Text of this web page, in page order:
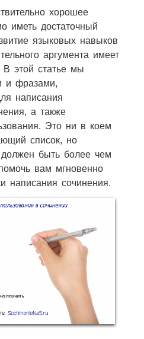
хорошее
иметь достаточный
языковых навыков
аргумента имеет
этой статье мы
и фразами,
написания
а также
Это ни в коем
список, но
быть более чем
вам мгновенно
написания сочинения.